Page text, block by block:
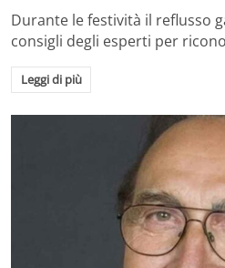
Durante le festività il reflusso
consigli degli esperti per
Leggi di più